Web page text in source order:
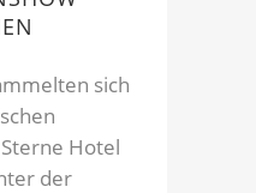
sich
Hotel
der